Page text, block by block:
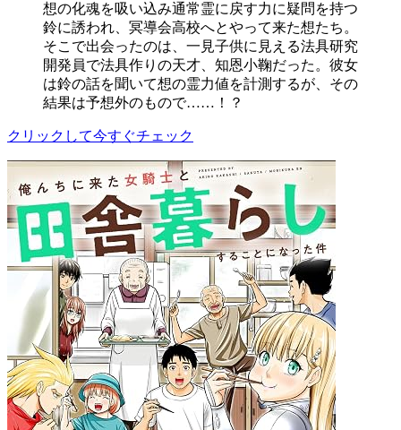
想の化魂を吸い込み通常霊に戻す力に疑問を持つ
鈴に誘われ、冥導会高校へとやって来た想たち。
そこで出会ったのは、一見子供に見える法具研究
開発員で法具作りの天才、知恩小鞠だった。彼女
は鈴の話を聞いて想の霊力値を計測するが、その
結果は予想外のもので……！？
クリックして今すぐチェック